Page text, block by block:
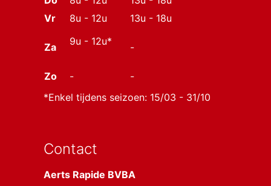
Vr
8u - 12u 13u - 18u
Za 9u - 12u* -
Zo -
-
*Enkel tijdens seizoen: 15/03 - 31/10
Contact
Aerts Rapide BVBA